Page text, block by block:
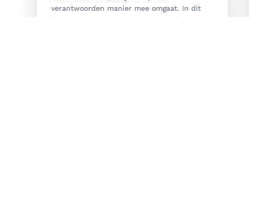
verantwoorden manier mee omgaat. In dit
blog nemen we je mee in de levensloop van